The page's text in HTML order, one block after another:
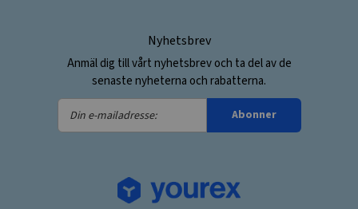
Nyhetsbrev
Anmäl dig till vårt nyhetsbrev och ta del av de
senaste nyheterna och rabatterna.
Din
e-
Abonner